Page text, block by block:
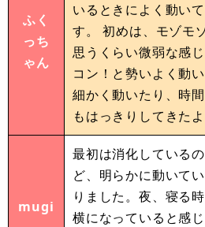
ふく
っち
ゃん
いるときによく動い
す。 初めは、モゾモ
思うくらい微弱な感
コン！と勢いよく動
細かく動いたり、時
もはっきりしてきた
mugi
最初は消化している
ど、明らかに動いて
りました。夜、寝る
横になっていると感